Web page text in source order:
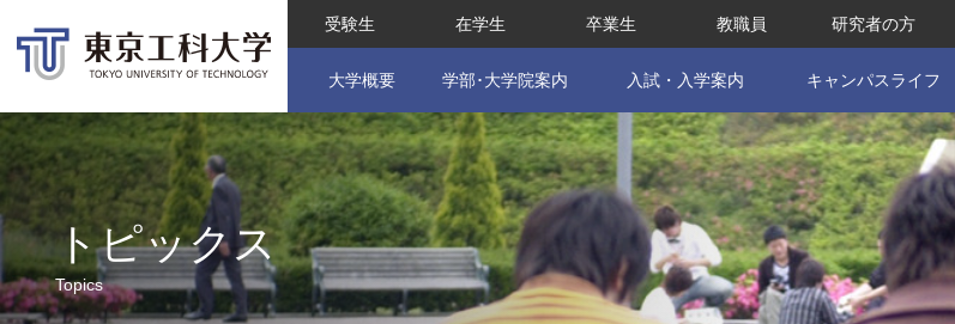
受験生 在学生 卒業生 教職員 研究者の方
大学概要 学部･大学院案内 入試・入学案内 キャンパスライフ
トピックス
Topics